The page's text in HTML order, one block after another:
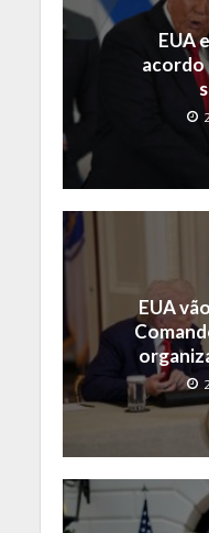
EUA
acordo
EUA